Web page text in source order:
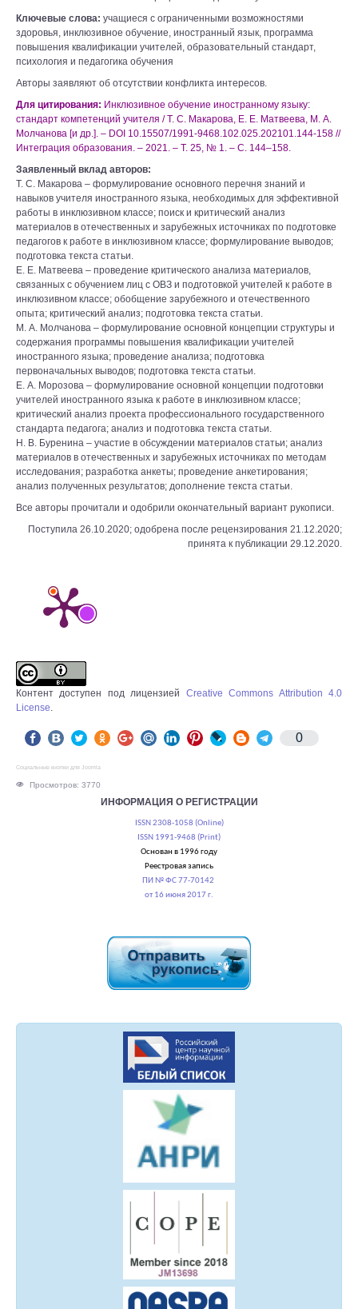
Ключевые слова: учащиеся с ограниченными возможностями
здоровья, инклюзивное обучение, иностранный язык, программа
повышения квалификации учителей, образовательный стандарт,
психология и педагогика обучения
Авторы заявляют об отсутствии конфликта интересов.
Для цитирования: Инклюзивное обучение иностранному языку:
стандарт компетенций учителя / Т. С. Макарова, Е. Е. Матвеева, М. А.
Молчанова [и др.]. – DOI 10.15507/1991-9468.102.025.202101.144-158 //
Интеграция образования. – 2021. – Т. 25, № 1. – С. 144–158.
Заявленный вклад авторов:
Т. С. Макарова – формулирование основного перечня знаний и
навыков учителя иностранного языка, необходимых для эффективной
работы в инклюзивном классе; поиск и критический анализ
материалов в отечественных и зарубежных источниках по подготовке
педагогов к работе в инклюзивном классе; формулирование выводов;
подготовка текста статьи.
Е. Е. Матвеева – проведение критического анализа материалов,
связанных с обучением лиц с ОВЗ и подготовкой учителей к работе в
инклюзивном классе; обобщение зарубежного и отечественного
опыта; критический анализ; подготовка текста статьи.
М. А. Молчанова – формулирование основной концепции структуры и
содержания программы повышения квалификации учителей
иностранного языка; проведение анализа; подготовка
первоначальных выводов; подготовка текста статьи.
Е. А. Морозова – формулирование основной концепции подготовки
учителей иностранного языка к работе в инклюзивном классе;
критический анализ проекта профессионального государственного
стандарта педагога; анализ и подготовка текста статьи.
Н. В. Буренина – участие в обсуждении материалов статьи; анализ
материалов в отечественных и зарубежных источниках по методам
исследования; разработка анкеты; проведение анкетирования;
анализ полученных результатов; дополнение текста статьи.
Все авторы прочитали и одобрили окончательный вариант рукописи.
Поступила 26.10.2020; одобрена после рецензирования 21.12.2020;
принята к публикации 29.12.2020.
Контент доступен под лицензией Creative Commons Attribution 4.0
License.
0
Социальные кнопки для Joomla
Просмотров: 3770
ИНФОРМАЦИЯ О РЕГИСТРАЦИИ
ISSN 2308-1058 (Online)
ISSN 1991-9468 (Print)
Основан в 1996 году
Реестровая запись
ПИ № ФС 77-70142
от 16 июня 2017 г.